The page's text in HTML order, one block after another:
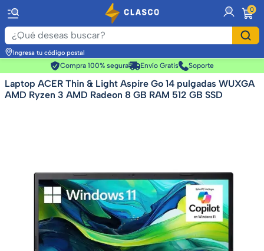
0
Ingresa tu código postal
Compra 100% segura
Envío Gratis Soporte
Laptop ACER Thin & Light Aspire Go 14 pulgadas WUXGA
AMD Ryzen 3 AMD Radeon 8 GB RAM 512 GB SSD